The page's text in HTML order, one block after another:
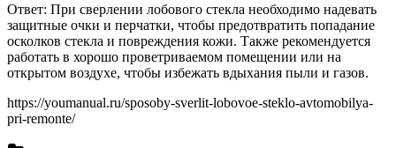
Ответ: При сверлении лобового стекла необходимо надевать
защитные очки и перчатки, чтобы предотвратить попадание
осколков стекла и повреждения кожи. Также рекомендуется
работать в хорошо проветриваемом помещении или на
открытом воздухе, чтобы избежать вдыхания пыли и газов.
https://youmanual.ru/sposoby-sverlit-lobovoe-steklo-avtomobilya-
pri-remonte/